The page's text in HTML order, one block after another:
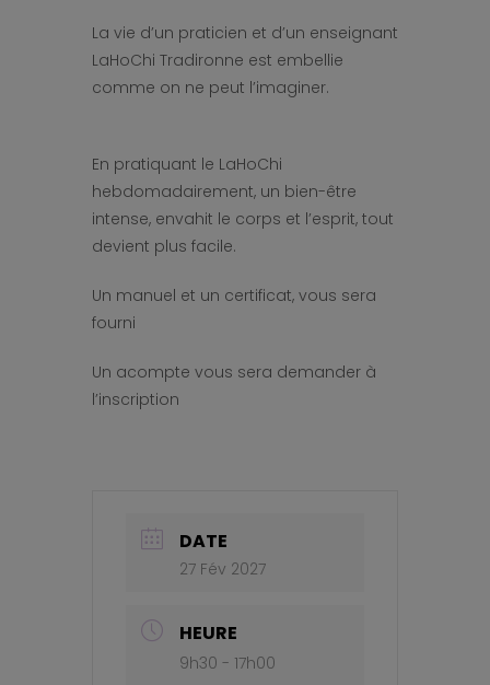
La vie d’un praticien et d’un enseignant
LaHoChi Tradironne est embellie
comme on ne peut l’imaginer.
En pratiquant le LaHoChi
hebdomadairement, un bien-être
intense, envahit le corps et l’esprit, tout
devient plus facile.
Un manuel et un certificat, vous sera
fourni
Un acompte vous sera demander à
l’inscription
DATE
27 Fév 2027
HEURE
9h30 - 17h00